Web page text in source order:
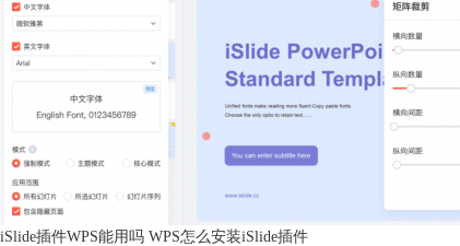
iSlide插件WPS能用吗 WPS怎么安装iSlide插件